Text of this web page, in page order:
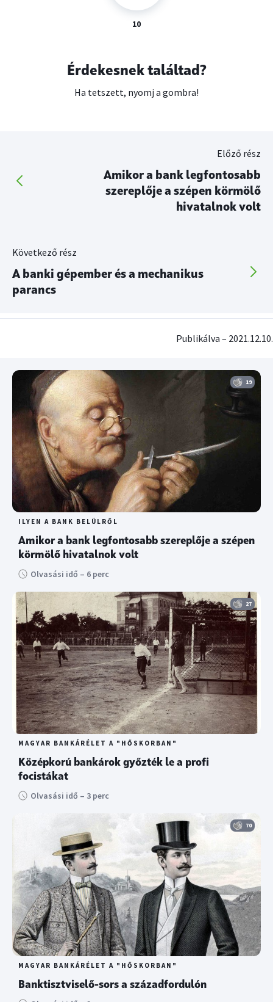
Érdekesnek találtad?
Ha tetszett, nyomj a gombra!
10
Előző rész
Amikor a bank legfontosabb
szereplője a szépen körmölő
hivatalnok volt
Következő rész
A banki gépember és a mechanikus
parancs
Publikálva – 2021.12.10.
19
ILYEN A BANK BELÜLRŐL
Amikor a bank legfontosabb szereplője a szépen
körmölő hivatalnok volt
Olvasási idő – 6 perc
27
MAGYAR BANKÁRÉLET A "HŐSKORBAN"
Középkorú bankárok győzték le a profi
focistákat
Olvasási idő – 3 perc
70
MAGYAR BANKÁRÉLET A "HŐSKORBAN"
Banktisztviselő-sors a századfordulón